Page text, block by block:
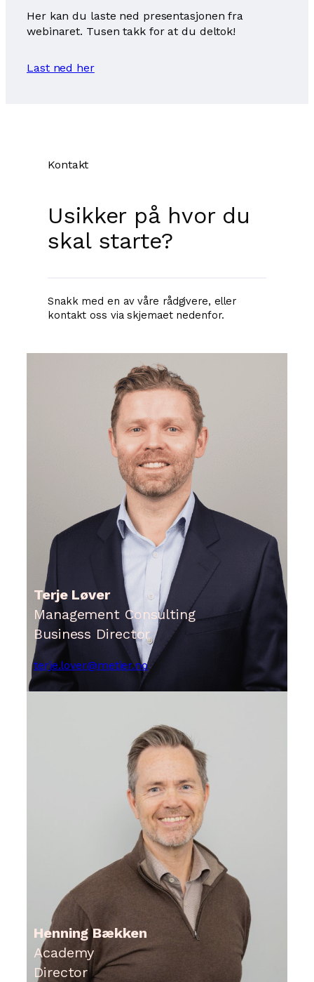
Her kan du laste ned presentasjonen fra
webinaret. Tusen takk for at du deltok!
Last ned her
Kontakt
Usikker på hvor du
skal starte?
Snakk med en av våre rådgivere, eller
kontakt oss via skjemaet nedenfor.
Terje Løver
Management Consulting
Business Director
terje.lover@metier.no
Henning Bækken
Academy
Director